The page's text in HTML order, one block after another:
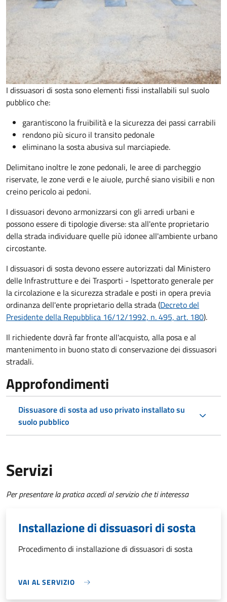
I dissuasori di sosta sono elementi fissi installabili sul suolo
pubblico che:
garantiscono la fruibilità e la sicurezza dei passi carrabili
rendono più sicuro il transito pedonale
eliminano la sosta abusiva sul marciapiede.
Delimitano inoltre le zone pedonali, le aree di parcheggio
riservate, le zone verdi e le aiuole, purché siano visibili e non
creino pericolo ai pedoni.
I dissuasori devono armonizzarsi con gli arredi urbani e
possono essere di tipologie diverse: sta all'ente proprietario
della strada individuare quelle più idonee all'ambiente urbano
circostante.
I dissuasori di sosta devono essere autorizzati dal Ministero
delle Infrastrutture e dei Trasporti - Ispettorato generale per
la circolazione e la sicurezza stradale e posti in opera previa
ordinanza dell'ente proprietario della strada (Decreto del
Presidente della Repubblica 16/12/1992, n. 495, art. 180).
Il richiedente dovrà far fronte all'acquisto, alla posa e al
mantenimento in buono stato di conservazionedei dissuasori
stradali.
Approfondimenti
Dissuasore di sosta ad uso privato installato su
suolo pubblico
Servizi
Per presentare la pratica accedi al servizio che ti interessa
Installazione di dissuasori di sosta
Procedimento di installazione di dissuasori di sosta
VAI AL SERVIZIO